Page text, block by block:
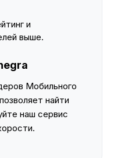
и
выше.
Мобильного
найти
наш сервис